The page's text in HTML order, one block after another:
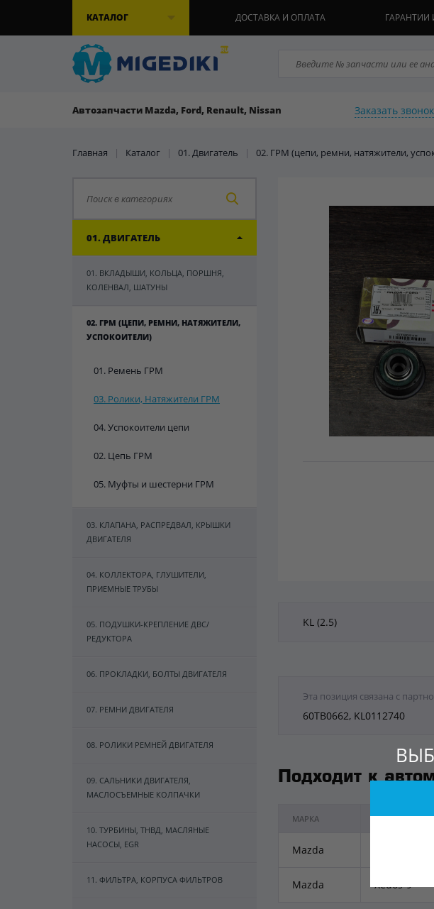
КАТАЛОГ ДОСТАВКА И ОПЛАТА ГАРАНТИИ
Автозапчасти Mazda, Ford, Renault, Nissan Заказать звонок
Главная | Каталог | 01. Двигатель | 02. ГРМ (цепи, ремни, натяжители,
01. ДВИГАТЕЛЬ
01. ВКЛАДЫШИ, КОЛЬЦА, ПОРШНЯ,
КОЛЕНВАЛ, ШАТУНЫ
02. ГРМ (ЦЕПИ, РЕМНИ, НАТЯЖИТЕЛИ,
УСПОКОИТЕЛИ)
01. Ремень ГРМ
03. Ролики, Натяжители ГРМ
04. Успокоители цепи
02. Цепь ГРМ
05. Муфты и шестерни ГРМ
03. КЛАПАНА, РАСПРЕДВАЛ, КРЫШКИ
ДВИГАТЕЛЯ
04. КОЛЛЕКТОРА, ГЛУШИТЕЛИ,
ПРИЕМНЫЕ ТРУБЫ
05. ПОДУШКИ-КРЕПЛЕНИЕ ДВС/
РЕДУКТОРА
06. ПРОКЛАДКИ, БОЛТЫ ДВИГАТЕЛЯ
07. РЕМНИ ДВИГАТЕЛЯ
08. РОЛИКИ РЕМНЕЙ ДВИГАТЕЛЯ
09. САЛЬНИКИ ДВИГАТЕЛЯ,
МАСЛОСЪЕМНЫЕ КОЛПАЧКИ
10. ТУРБИНЫ, ТНВД, МАСЛЯНЫЕ
НАСОСЫ, EGR
11. ФИЛЬТРА, КОРПУСА ФИЛЬТРОВ
KL (2.5)
Эта позиция связана с
60TB0662, KL0112740
Подходит к
МАРКА МОДЕЛЬ
Mazda
Mazda Xedos-9